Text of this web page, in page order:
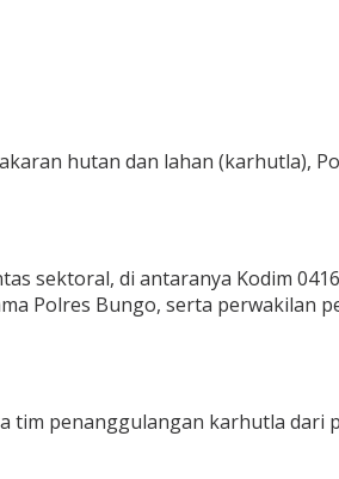
hutan dan lahan (karhutla),
sektoral, di antaranya Kodim
Polres Bungo, serta perwakilan
tim penanggulangan karhutla dari